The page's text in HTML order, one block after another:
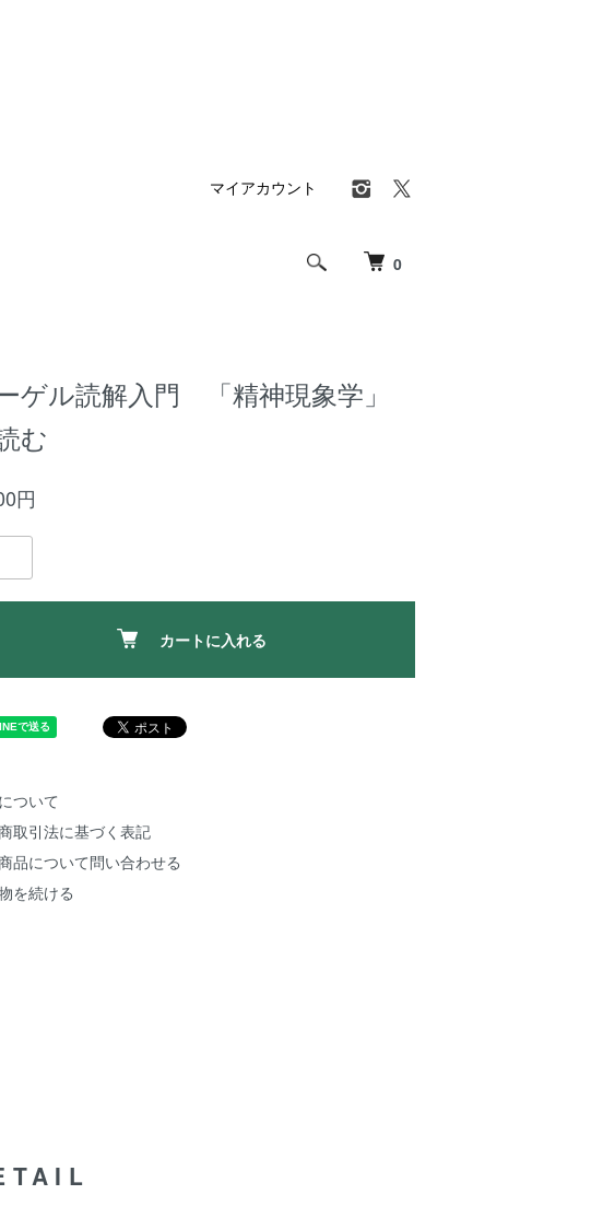
0
マイアカウント
ゲル読解入門 「精神現象学」
む
円
カートに入れる
ついて
取引法に基づく表記
品について問い合わせる
を続ける